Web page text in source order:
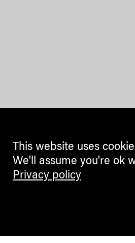
This website uses
We'll assume you're ok
Privacy policy